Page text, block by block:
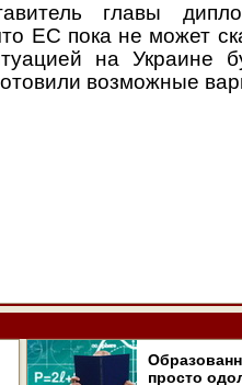
главы
ЕС пока не может
на Украине
возможные
просто